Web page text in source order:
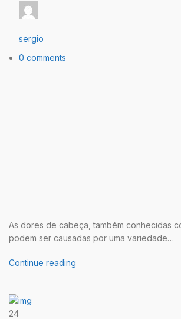
sergio
0 comments
As dores de cabeça, também conhecidas
podem ser causadas por uma variedade…
Continue reading
24